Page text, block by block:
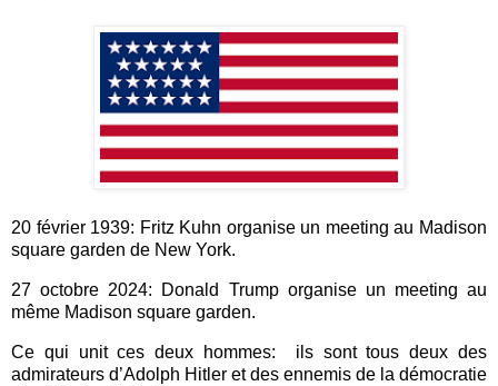
20 février 1939: Fritz Kuhn organise un meeting au Madison
square garden de New York.
27 octobre 2024: Donald Trump organise un meeting au
même Madison square garden.
Ce qui unit ces deux hommes:
ils sont tous deux des
admirateurs d’Adolph Hitler et des ennemis de la démocratie